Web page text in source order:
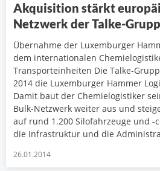
Akquisition stärkt
Netzwerk der Talke-
Übernahme der Luxemburger
dem internationalen
Transporteinheiten Die Talke-
2014 die Luxemburger Hammer
Damit baut der Chemielogistiker
Bulk-Netzwerk weiter aus und
auf rund 1.200 Silofahrzeuge und -
die Infrastruktur und die
26.01.2014